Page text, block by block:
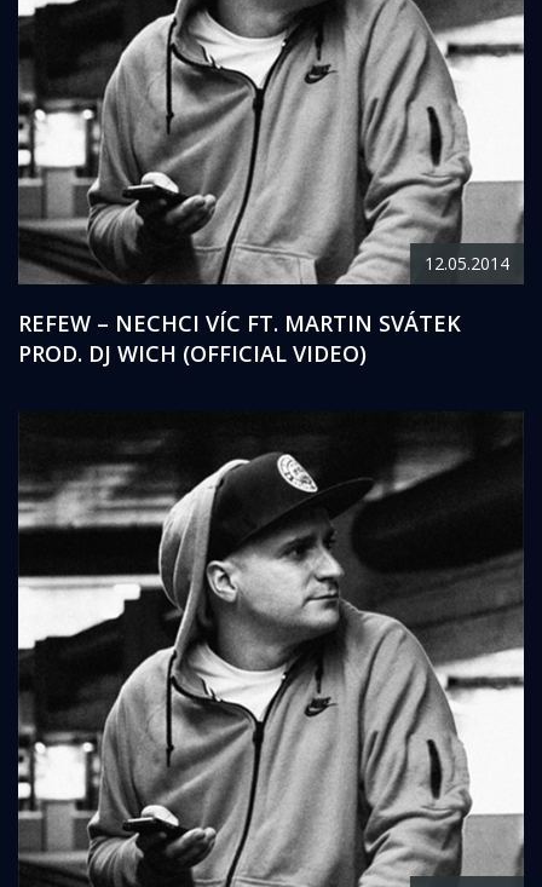
12.05.2014
REFEW – NECHCI VÍC FT. MARTIN SVÁTEK
PROD. DJ WICH (OFFICIAL VIDEO)